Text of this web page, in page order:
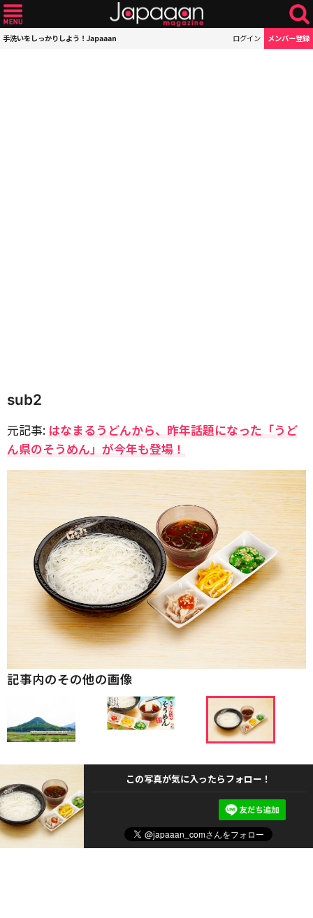
手洗いをしっかりしよう！Japaaan ログイン メンバー登録
sub2
元記事: はなまるうどんから、昨年話題になった「うど
ん県のそうめん」が今年も登場！
記事内のその他の画像
この写真が気に入ったらフォロー！